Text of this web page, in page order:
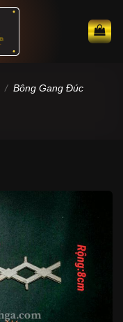
/ Bông Gang Đúc